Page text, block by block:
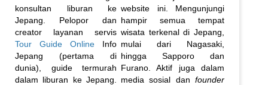
konsultan liburan ke
Jepang. Pelopor dan
creator layanan servis
Tour Guide Online Info
Jepang (pertama di
dunia), guide termurah
dalam liburan ke Jepang.
website ini. Mengunjungi
hampir semua tempat
wisata terkenal di Jepang,
mulai dari Nagasaki,
hingga Sapporo dan
Furano. Aktif juga dalam
media sosial dan founder